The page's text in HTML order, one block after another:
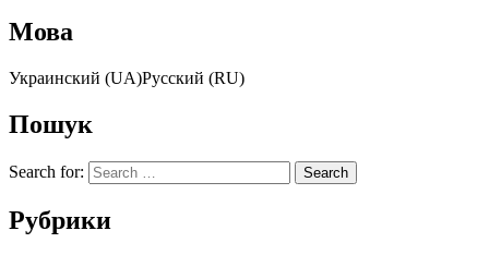
Мова
Украинский (UA)Русский (RU)
Пошук
Search for:
Рубрики